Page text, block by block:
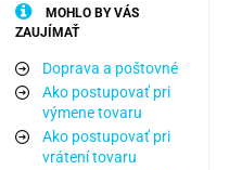
MOHLO BY VÁS
ZAUJÍMAŤ
Doprava a poštovné
Ako postupovať pri
výmene tovaru
Ako postupovať pri
vrátení tovaru